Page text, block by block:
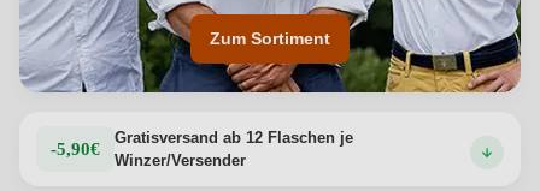
Zum Sortiment
-5,90€
Gratisversand ab 12 Flaschen je
Winzer/Versender